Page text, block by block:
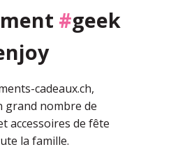
#geek
cadeaux.ch,
grand nombre de
accessoires de fête
la famille.